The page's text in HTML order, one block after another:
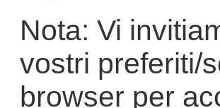
Nota: Vi
vostri preferiti/
browser per